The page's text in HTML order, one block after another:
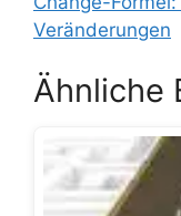
Veränderungen
Ähnliche